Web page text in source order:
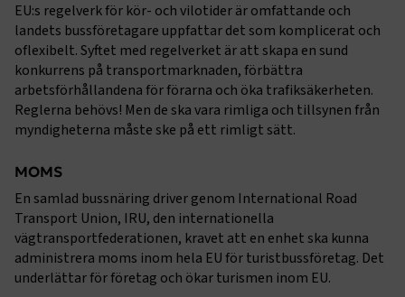
EU:s regelverk för kör- och vilotider är omfattande och
landets bussföretagare uppfattar det som komplicerat och
oflexibelt. Syftet med regelverket är att skapa en sund
konkurrens på transportmarknaden, förbättra
arbetsförhållandena för förarna och öka trafiksäkerheten.
Reglerna behövs! Men de ska vara rimliga och tillsynen från
myndigheterna måste ske på ett rimligt sätt.
MOMS
En samlad bussnäring driver genom International Road
Transport Union, IRU, den internationella
vägtransportfederationen, kravet att en enhet ska kunna
administrera moms inom hela EU för turistbussföretag. Det
underlättar för företag och ökar turismen inom EU.